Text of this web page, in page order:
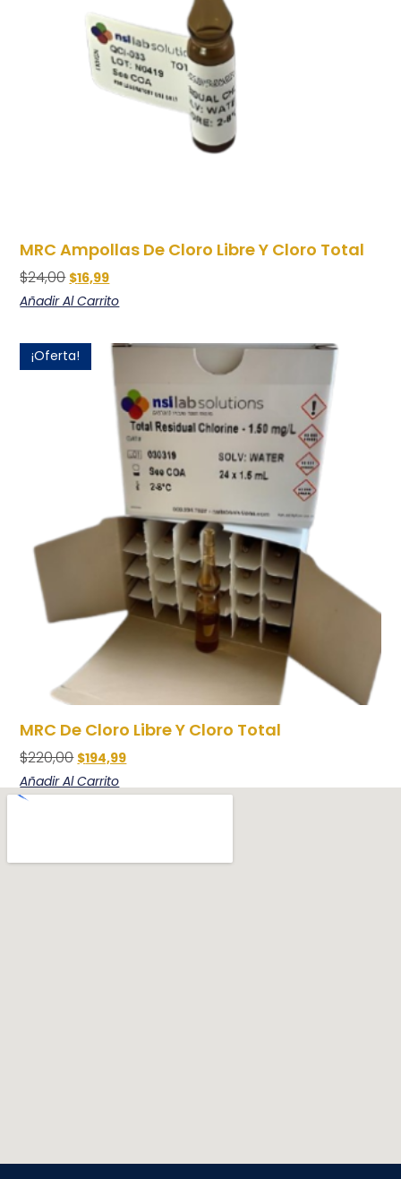
MRC Ampollas De Cloro Libre Y Cloro Total
$24,00 $16,99
Añadir Al Carrito
¡Oferta!
MRC De Cloro Libre Y Cloro Total
$220,00 $194,99
Añadir Al Carrito